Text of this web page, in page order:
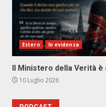
Estero In evidenza
Il Ministero della Verità
10 Luglio 2026